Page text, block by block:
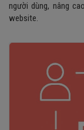
người dùng, nâng
website.